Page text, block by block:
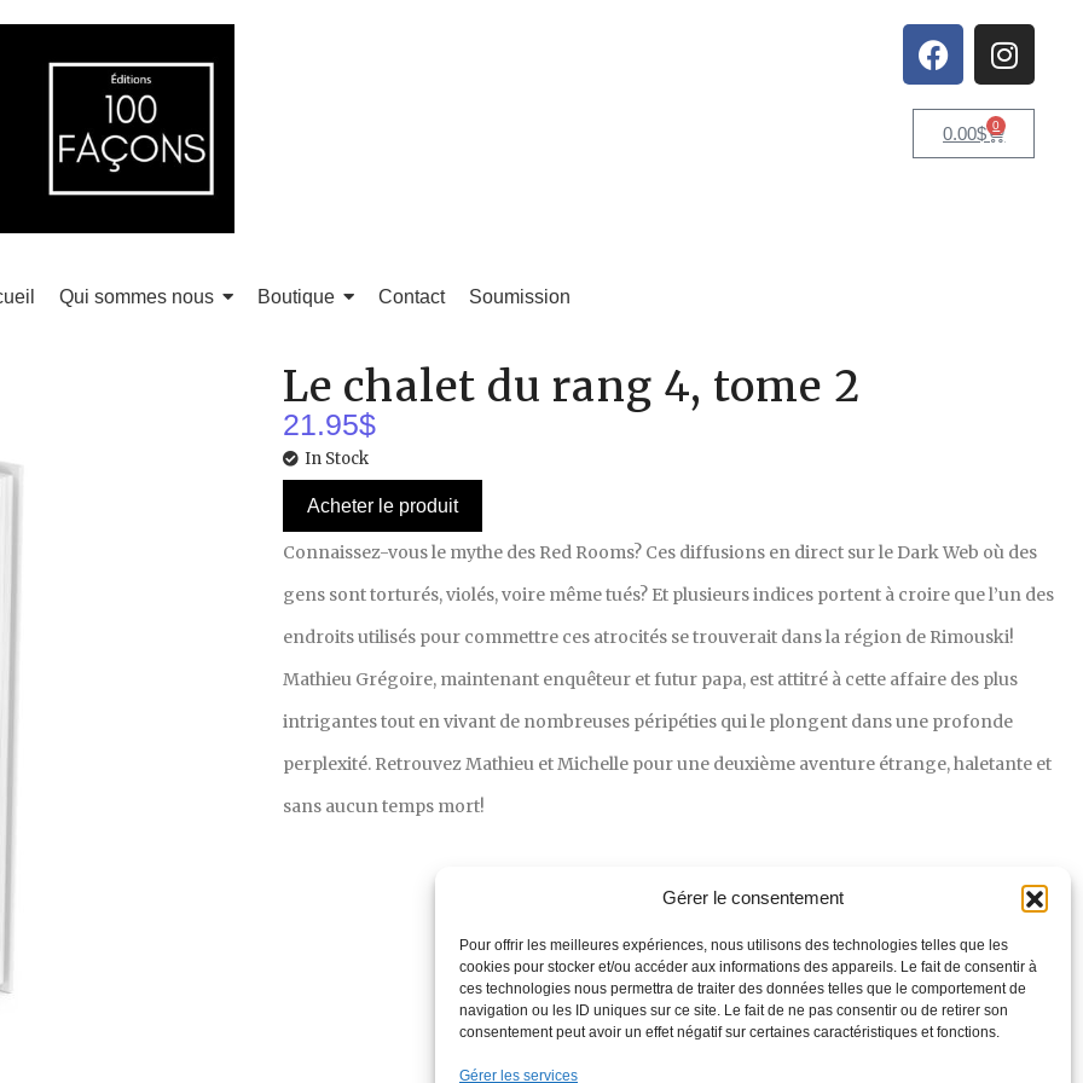
Gérer le consentement
Pour offrir les meilleures expériences, nous utilisons des technologies telles que les
cookies pour stocker et/ou accéder aux informations des appareils. Le fait de consentir à
ces technologies nous permettra de traiter des données telles que le comportement de
navigation ou les ID uniques sur ce site. Le fait de ne pas consentir ou de retirer son
consentement peut avoir un effet négatif sur certaines caractéristiques et fonctions.
Gérer les services
0.00$ 0
Qui sommes nous Boutique Contact Soumission
Le chalet du rang 4, tome 2
21.95$
In Stock
Acheter le produit
Connaissez-vous le mythe des Red Rooms? Ces diffusions en direct sur le Dark Web où des
gens sont torturés, violés, voire même tués? Et plusieurs indices portent à croire que l’un des
endroits utilisés pour commettre ces atrocités se trouverait dans la région de Rimouski!
Mathieu Grégoire, maintenant enquêteur et futur papa, est attitré à cette affaire des plus
intrigantes tout en vivant de nombreuses péripéties qui le plongent dans une profonde
perplexité. Retrouvez Mathieu et Michelle pour une deuxième aventure étrange, haletante et
sans aucun temps mort!